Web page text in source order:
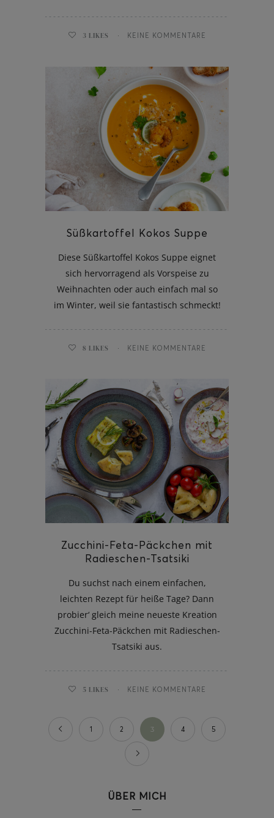
3 LIKES KEINE KOMMENTARE
Süßkartoffel Kokos Suppe
Diese Süßkartoffel Kokos Suppe eignet
sich hervorragend als Vorspeise zu
Weihnachten oder auch einfach mal so
im Winter, weil sie fantastisch schmeckt!
8 LIKES KEINE KOMMENTARE
Zucchini-Feta-Päckchen mit
Radieschen-Tsatsiki
Du suchst nach einem einfachen,
leichten Rezept für heiße Tage? Dann
probier‘ gleich meine neueste Kreation
Zucchini-Feta-Päckchen mit Radieschen-
Tsatsiki aus.
5 LIKES KEINE KOMMENTARE
1 2 3 4 5
ÜBER MICH